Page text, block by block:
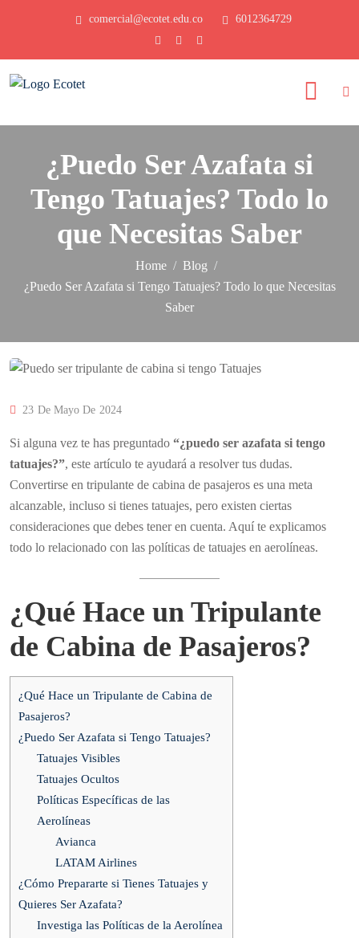
comercial@ecotet.edu.co 6012364729
¿Puedo Ser Azafata si
Tengo Tatuajes? Todo lo
que Necesitas Saber
Home
Blog
¿Puedo Ser Azafata si Tengo Tatuajes? Todo lo que Necesitas
Saber
23 De Mayo De 2024
Si alguna vez te has preguntado “¿puedo ser azafata si tengo
tatuajes?”, este artículo te ayudará a resolver tus dudas.
Convertirse en tripulante de cabina de pasajeros es una meta
alcanzable, incluso si tienes tatuajes, pero existen ciertas
consideraciones que debes tener en cuenta. Aquí te explicamos
todo lo relacionado con las políticas de tatuajes en aerolíneas.
¿Qué Hace un Tripulante
de Cabina de Pasajeros?
¿Qué Hace un Tripulante de Cabina de
Pasajeros?
¿Puedo Ser Azafata si Tengo Tatuajes?
Tatuajes Visibles
Tatuajes Ocultos
Políticas Específicas de las
Aerolíneas
Avianca
LATAM Airlines
¿Cómo Prepararte si Tienes Tatuajes y
Quieres Ser Azafata?
Investiga las Políticas de la Aerolínea